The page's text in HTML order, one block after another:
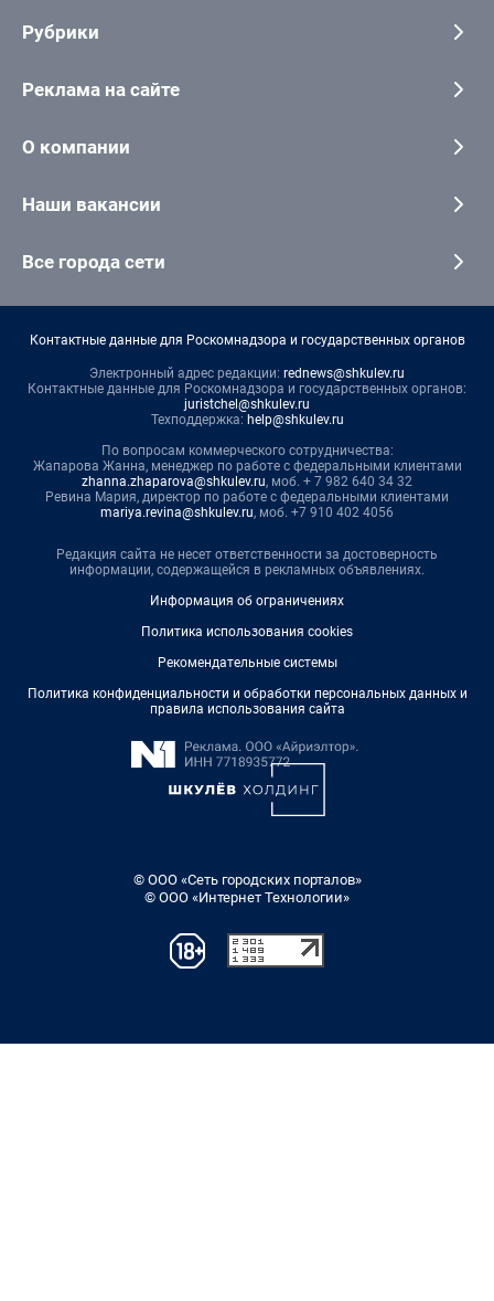
Рубрики
Реклама на сайте
О компании
Наши вакансии
Все города сети
Контактные данные для Роскомнадзора и государственных органов
Электронный адрес редакции: rednews@shkulev.ru
Контактные данные для Роскомнадзора и государственных органов:
juristchel@shkulev.ru
Техподдержка: help@shkulev.ru
По вопросам коммерческого сотрудничества:
Жапарова Жанна, менеджер по работе с федеральными клиентами
zhanna.zhaparova@shkulev.ru, моб. + 7 982 640 34 32
Ревина Мария, директор по работе с федеральными клиентами
mariya.revina@shkulev.ru, моб. +7 910 402 4056
Редакция сайта не несет ответственности за достоверность
информации, содержащейся в рекламных объявлениях.
Информация об ограничениях
Политика использования cookies
Рекомендательные системы
Политика конфиденциальности и обработки персональных данных и
правила использования сайта
© ООО «Сеть городских порталов»
© ООО «Интернет Технологии»